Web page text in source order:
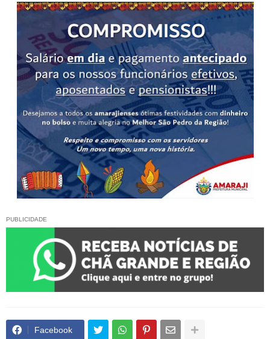
PUBLICIDADE
Facebook